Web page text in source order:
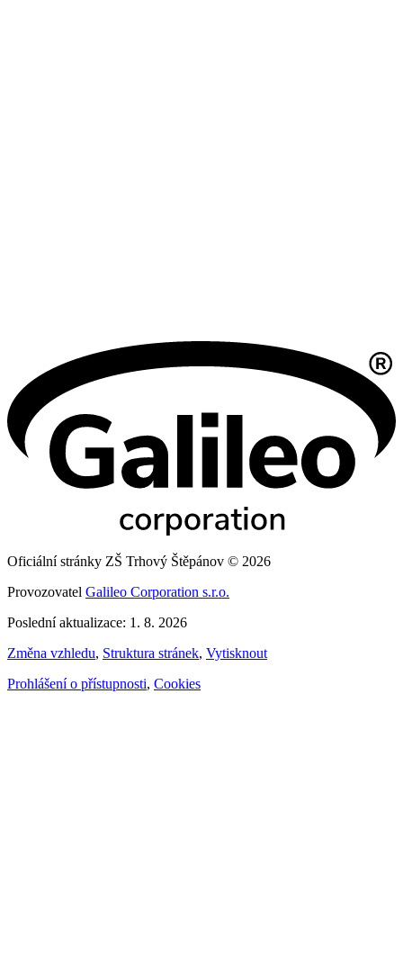
Oficiální stránky ZŠ Trhový Štěpánov © 2026
Provozovatel Galileo Corporation s.r.o.
Poslední aktualizace: 1. 8. 2026
Změna vzhledu, Struktura stránek, Vytisknout
Prohlášení o přístupnosti, Cookies